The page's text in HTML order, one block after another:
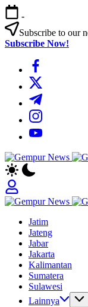
Skip
to
content
-
Subscribe to our
Subscribe Now!
https://
https://
https://t.me/
https://
https://
Jelajah
Informasi
Dunia
Tanpa
Informasi
Dunia
Tanpa
Batas
Jatim
Jateng
Jabar
Jakarta
Kalimantan
Sumatera
Sulawesi
Lainnya